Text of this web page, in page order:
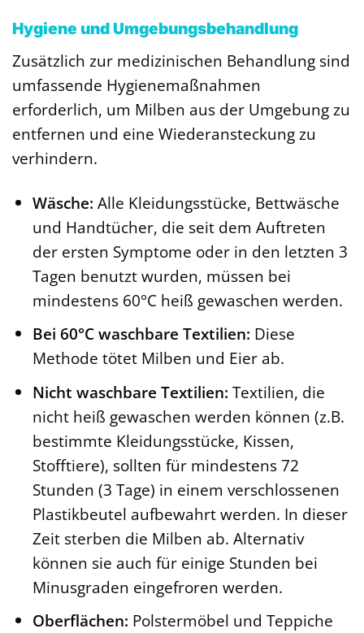
Hygiene und Umgebungsbehandlung
Zusätzlich zur medizinischen Behandlung sind
umfassende Hygienemaßnahmen
erforderlich, um Milben aus der Umgebung zu
entfernen und eine Wiederansteckung zu
verhindern.
Wäsche: Alle Kleidungsstücke, Bettwäsche
und Handtücher, die seit dem Auftreten
der ersten Symptome oder in den letzten 3
Tagen benutzt wurden, müssen bei
mindestens 60°C heiß gewaschen werden.
Bei 60°C waschbare Textilien: Diese
Methode tötet Milben und Eier ab.
Nicht waschbare Textilien: Textilien, die
nicht heiß gewaschen werden können (z.B.
bestimmte Kleidungsstücke, Kissen,
Stofftiere), sollten für mindestens 72
Stunden (3 Tage) in einem verschlossenen
Plastikbeutel aufbewahrt werden. In dieser
Zeit sterben die Milben ab. Alternativ
können sie auch für einige Stunden bei
Minusgraden eingefroren werden.
Oberflächen: Polstermöbel und Teppiche